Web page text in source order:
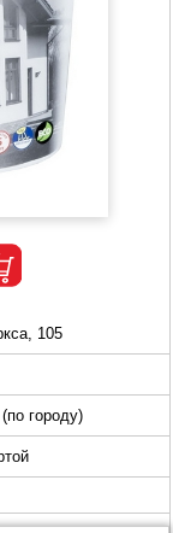
105
городу)